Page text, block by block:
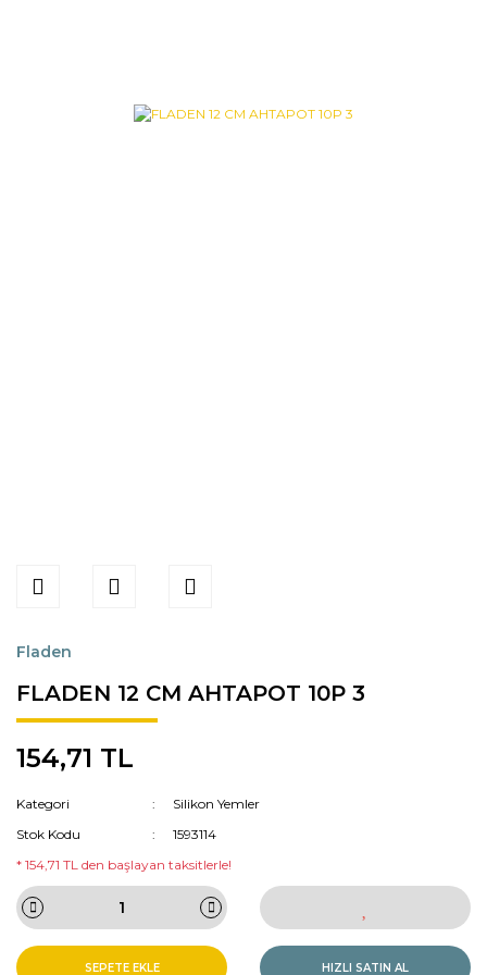
Fladen
FLADEN 12 CM AHTAPOT 10P 3
154,71 TL
Kategori
Silikon Yemler
Stok Kodu
1593114
* 154,71 TL den başlayan taksitlerle!
SEPETE EKLE HIZLI SATIN AL